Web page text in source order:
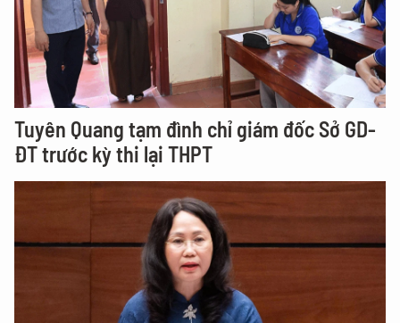
Tuyên Quang tạm đình chỉ giám đốc Sở GD-
ĐT trước kỳ thi lại THPT